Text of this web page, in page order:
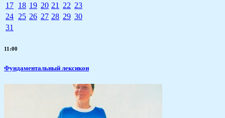
17 18 19 20 21 22 23
24 25 26 27 28 29 30
31
11:00
Фундаментальный лексикон